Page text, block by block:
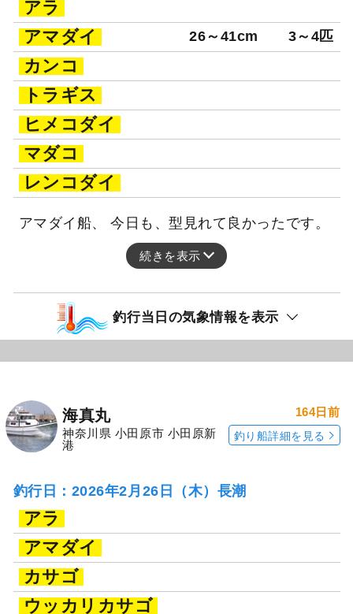
釣行日：2026年2月27日（金）若潮
アラ
アマダイ
26～41cm 3～4匹
カンコ
トラギス
ヒメコダイ
レンコダイ
アマダイ船、 今日も、型見れて良かったです。
続きを表示
釣行当日の気象情報を表示
神奈川県 小田原市 小田原新
港
釣行日：2026年2月26日（木）長潮